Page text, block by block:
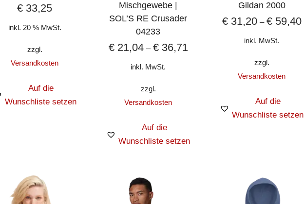
€ 33,25
inkl. 20 % MwSt.
zzgl.
Versandkosten
Auf die
Wunschliste setzen
Mischgewebe |
SOL’S RE Crusader
04233
€21,04– €36,71
inkl. MwSt.
zzgl.
Versandkosten
Auf die
Wunschliste setzen
Gildan 2000
€31,20– €59,40
inkl. MwSt.
zzgl.
Versandkosten
Auf die
Wunschliste setzen